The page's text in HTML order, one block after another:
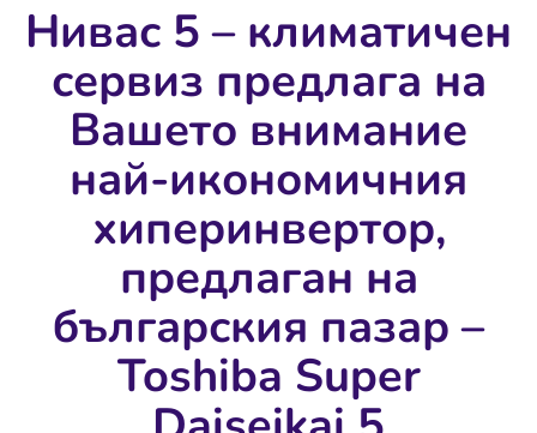
Нивас 5 – климатичен
сервиз предлага на
Вашето внимание
най-икономичния
хиперинвертор,
предлаган на
българския пазар –
Toshiba Super